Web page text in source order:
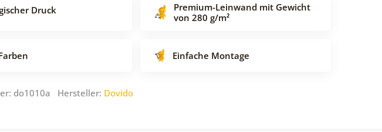
Druck
Premium-Leinwand mit Gewicht
von 280 g/m²
Einfache Montage
do1010a Hersteller: Dovido